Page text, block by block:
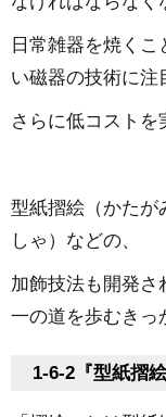
日常雑器を焼く
い磁器の技術に注
さらに低コストを
型紙摺絵（かたが
しゃ）などの、
加飾技法も開発さ
一の道を歩むきっ
1-6-2『型紙摺